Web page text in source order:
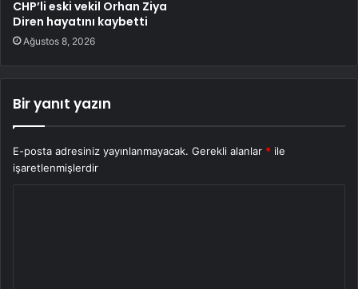
CHP’li eski vekil Orhan Ziya
Diren hayatını kaybetti
Ağustos 8, 2026
Bir yanıt yazın
E-posta adresiniz yayınlanmayacak. Gerekli alanlar * ile
işaretlenmişlerdir